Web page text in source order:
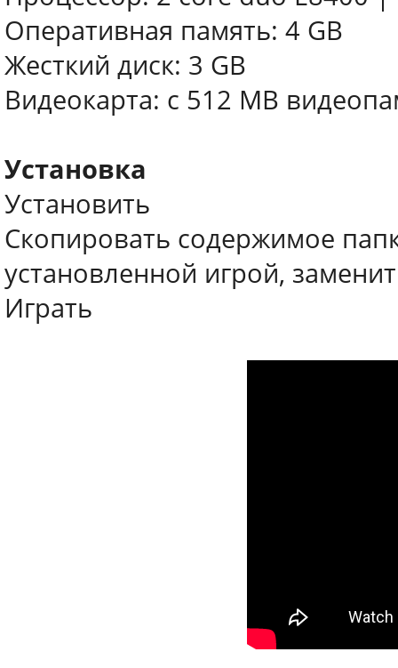
Оперативная память: 4 GB
Жесткий диск: 3 GB
Видеокарта: с 512 MB
Установка
Установить
Скопировать содержимое
установленной игрой,
Играть